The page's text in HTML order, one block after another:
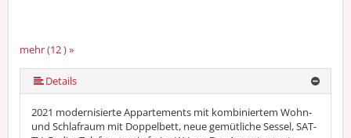
mehr (12 ) »
mehr (12 ) »
mehr (12 ) »
mehr (12 ) »
mehr (12 ) »
mehr (12 ) »
mehr (12 ) »
mehr (12 ) »
mehr (12 ) »
Details
2021 modernisierte Appartements mit kombiniertem Wohn-
und Schlafraum mit Doppelbett, neue gemütliche Sessel, SAT-